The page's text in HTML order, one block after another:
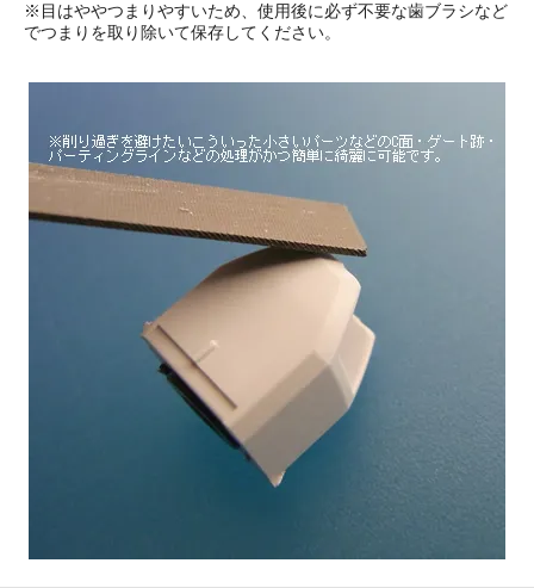
※目はややつまりやすいため、使用後に必ず不要な歯ブラシなど
でつまりを取り除いて保存してください。